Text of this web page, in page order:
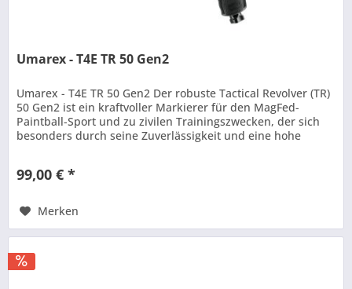
Umarex - T4E TR 50 Gen2
Umarex - T4E TR 50 Gen2 Der robuste Tactical Revolver (TR)
50 Gen2 ist ein kraftvoller Markierer für den MagFed-
Paintball-Sport und zu zivilen Trainingszwecken, der sich
besonders durch seine Zuverlässigkeit und eine hohe
99,00 € *
Merken